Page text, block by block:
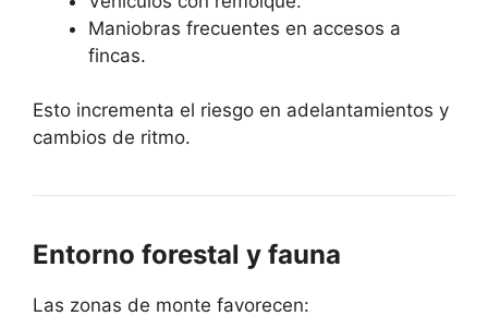
Maniobras frecuentes en accesos a
fincas.
Esto incrementa el riesgo en adelantamientos y
cambios de ritmo.
Entorno forestal y fauna
Las zonas de monte favorecen: